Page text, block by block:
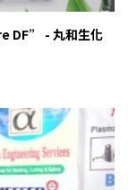
DF” - 丸和生化